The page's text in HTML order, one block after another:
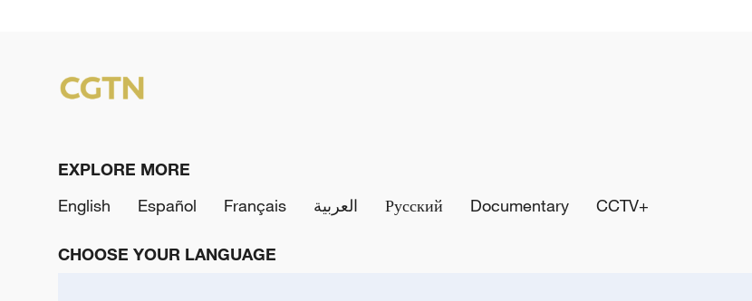
EXPLORE MORE
English
Español Français العربية Русский Documentary CCTV+
CHOOSE YOUR LANGUAGE